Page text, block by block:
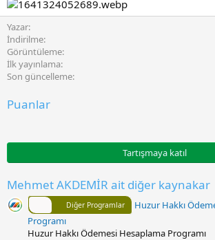
Yazar
İndirilme
Görüntüleme
İlk yayınlama
Son güncelleme
Puanlar
0
y
l
d
ı
z
Tartışmaya katıl
Mehmet AKDEMİR ait diğer kaynakar
Diğer Programlar
Huzur Hakkı
Programı
Huzur Hakkı Ödemesi Hesaplama Programı